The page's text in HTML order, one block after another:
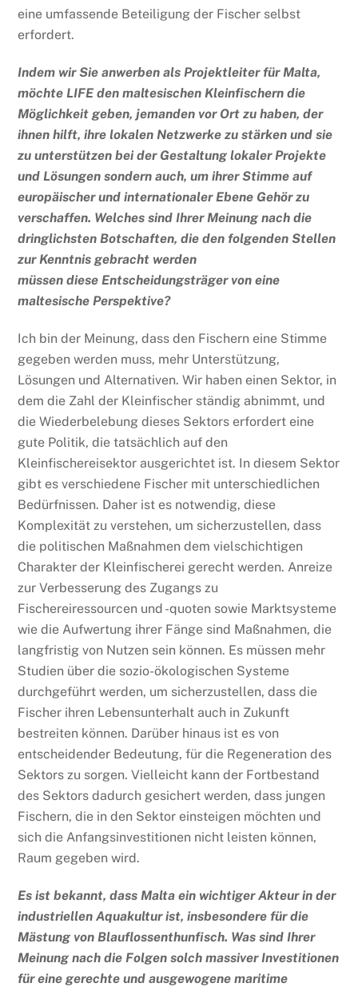
eine umfassende Beteiligung der Fischer selbst
erfordert.
Indem wir Sie anwerbenals Projektleiter für Malta,
möchte LIFE den maltesischen Kleinfischern die
Möglichkeit geben, jemanden vor Ort zu haben, der
ihnen hilft, ihre lokalen Netzwerke zu stärken und sie
zu unterstützenbei der Gestaltung lokaler Projekte
und Lösungen sondern auch, um ihrer Stimme auf
europäischer und internationaler Ebene Gehör zu
verschaffen. Welches sind Ihrer Meinung nach die
dringlichsten Botschaften, die den folgenden Stellen
zur Kenntnis gebracht werden
müssendieseEntscheidungsträger von eine
maltesische Perspektive?
Ich bin der Meinung, dass den Fischern eine Stimme
gegeben werden muss, mehr Unterstützung,
Lösungen und Alternativen. Wir haben einen Sektor, in
dem die Zahl der Kleinfischer ständig abnimmt, und
die Wiederbelebung dieses Sektors erfordert eine
gute Politik, die tatsächlich auf den
Kleinfischereisektor ausgerichtet ist. In diesem Sektor
gibt es verschiedene Fischer mit unterschiedlichen
Bedürfnissen. Daher ist es notwendig, diese
Komplexität zu verstehen, um sicherzustellen, dass
die politischen Maßnahmen dem vielschichtigen
Charakter der Kleinfischerei gerecht werden. Anreize
zur Verbesserung des Zugangs zu
Fischereiressourcen und -quoten sowie Marktsysteme
wie die Aufwertung ihrer Fänge sind Maßnahmen, die
langfristig von Nutzen sein können. Es müssen mehr
Studien über die sozio-ökologischen Systeme
durchgeführt werden, um sicherzustellen, dass die
Fischer ihren Lebensunterhalt auch in Zukunft
bestreiten können. Darüber hinaus ist es von
entscheidender Bedeutung, für die Regeneration des
Sektors zu sorgen. Vielleicht kann der Fortbestand
des Sektors dadurch gesichert werden, dass jungen
Fischern, die in den Sektor einsteigen möchten und
sich die Anfangsinvestitionen nicht leisten können,
Raum gegeben wird.
Es ist bekannt, dass Malta ein wichtiger Akteur in der
industriellen Aquakultur ist, insbesondere für die
Mästung von Blauflossenthunfisch. Was sind Ihrer
Meinung nach die Folgen solch massiver Investitionen
füreine gerechte und ausgewogenemaritime